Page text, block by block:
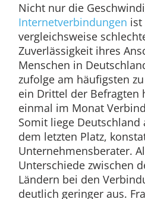
Nicht nur die
Internetverbindungen ist
vergleichsweise
Zuverlässigkeit ihres
Menschen in
zufolge am häufigsten
ein Drittel der Befragten
einmal im Monat
Somit liege
dem letzten Platz,
Unternehmensberater.
Unterschiede zwischen
Ländern bei den
deutlich geringer aus.